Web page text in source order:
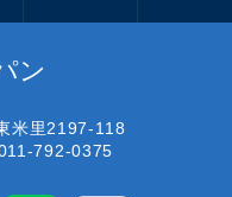
ン
米里2197-118
792-0375